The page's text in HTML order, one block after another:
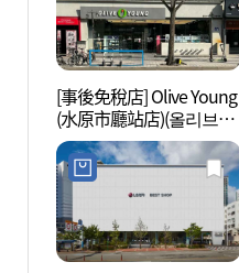
[事後免稅店] Olive Young
(水原市廳站店)(올리브영
수원시청역점)